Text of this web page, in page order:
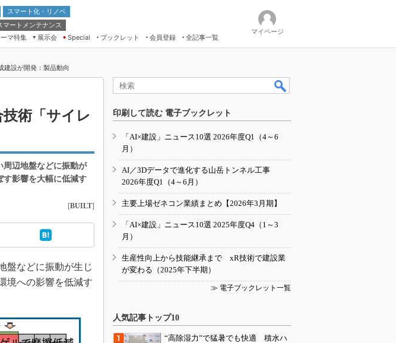
スマート化・リノベ
マートメンテナンス
マ特集
展示会
展－
Special ブックレット 会員登録 全記事一覧
マイページ
建設が開発：製品動向
術「サイレ
周辺地盤などに振動が
す影響を大幅に低減す
[BUILT]
盤などに振動が生じ
境への影響を低減す
印刷して読む 電子ブックレット
「AI×建設」ニュース10選 2026年度Q1（4～6
月）
AI／3Dデータで進化する山岳トンネル工事
2026年度Q1（4～6月）
主要上場ゼネコン業績まとめ【2026年3月期】
「AI×建設」ニュース10選 2025年度Q4（1～3
月）
生産性向上から技能継承まで xR技術で建設業
が変わる（2025年下半期）
≫ 電子ブックレット一覧
人気記事トップ10
“高除湿力”で猛暑でも快適 積水ハ